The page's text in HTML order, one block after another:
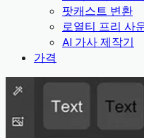
팟캐스트 변환
로열티 프리 사
AI 가사 제작기
가격